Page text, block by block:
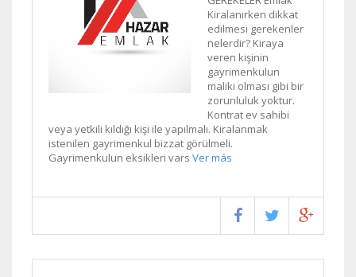
Kiralanırken dikkat
edilmesi gerekenler
nelerdir? Kiraya
veren kişinin
gayrimenkulun
maliki olması gibi bir
zorunluluk yoktur.
Kontrat ev sahibi
veya yetkili kıldığı kişi ile yapılmalı. Kiralanmak
istenilen gayrimenkul bizzat görülmeli.
Gayrimenkulun eksikleri vars Ver más